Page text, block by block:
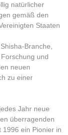
natürlicher
gemäß den
Staaten
Branche,
und
neuen
zu einer
Jahr neue
überragenden
1996 ein Pionier in